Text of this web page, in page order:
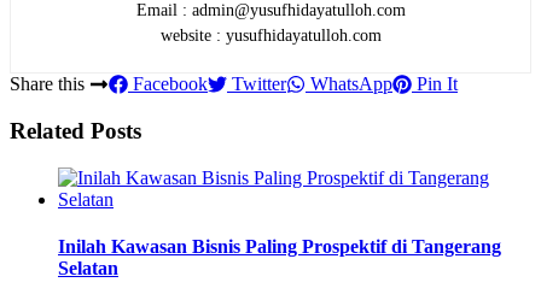
Email : admin@yusufhidayatulloh.com
website : yusufhidayatulloh.com
Share this Facebook Twitter WhatsApp Pin It
Related Posts
Inilah Kawasan Bisnis Paling Prospektif di Tangerang
Selatan